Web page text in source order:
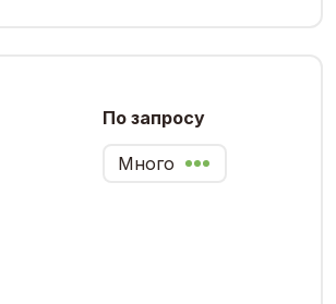
По запросу
Много